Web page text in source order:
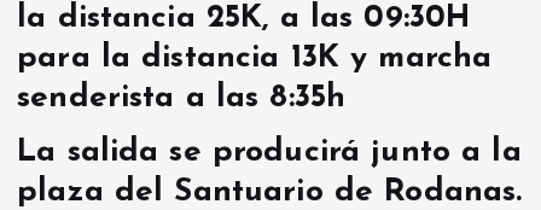
la distancia 25K, a las 09:30H
para la distancia 13K y marcha
senderista a las 8:35h
La salida se producirá junto a la
plaza del Santuario de Rodanas.